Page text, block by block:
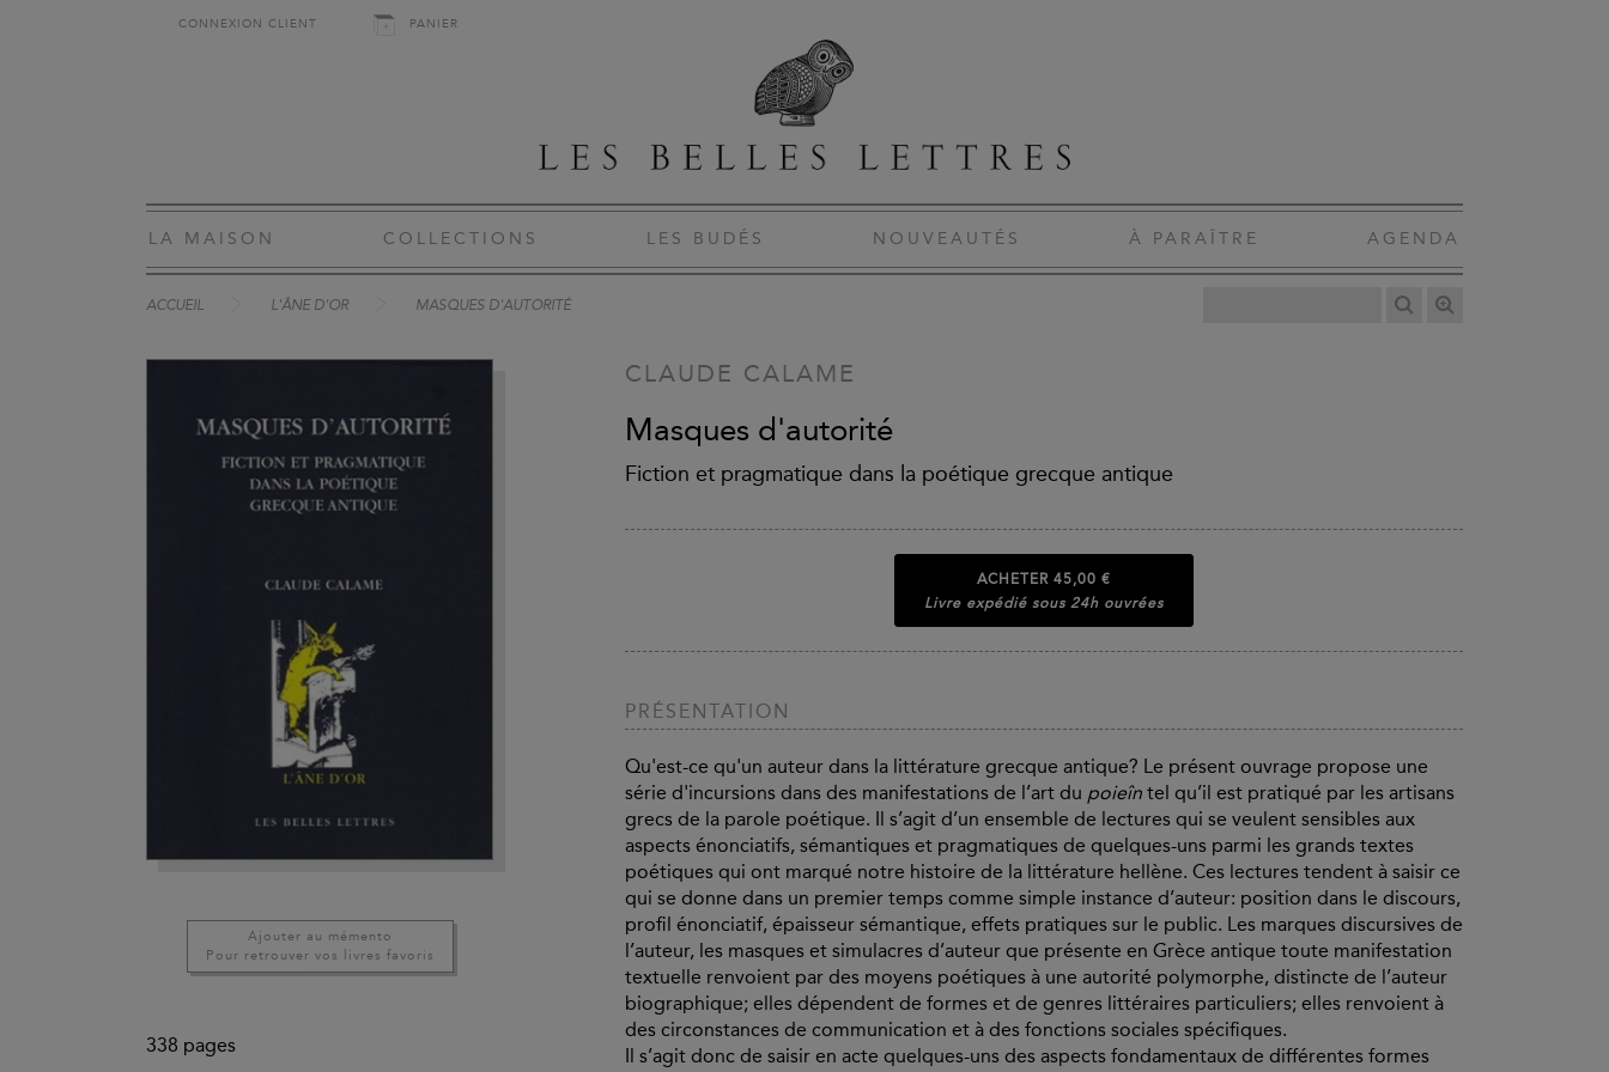
CONNEXION CLIENT PANIER
LA MAISON COLLECTIONS LES BUDÉS NOUVEAUTÉS À PARAÎTRE AGENDA
ACCUEIL L'ÂNE D'OR MASQUES D'AUTORITÉ
Ajouter au mémento
Pour retrouver vos livres favoris
338 pages
CLAUDE CALAME
Masques d'autorité
Fiction et pragmatique dans la poétique grecque antique
ACHETER 45,00 €
Livre expédié sous 24h ouvrées
PRÉSENTATION
Qu'est-ce qu'un auteur dans la littérature grecque antique? Le présent ouvrage propose une
série d'incursions dans des manifestations de l’art du poieîn tel qu’il est pratiqué par les artisans
grecs de la parole poétique. Il s’agit d’un ensemble de lectures qui se veulent sensibles aux
aspects énonciatifs, sémantiques et pragmatiques de quelques-uns parmi les grands textes
poétiques qui ont marqué notre histoire de la littérature hellène. Ces lectures tendent à saisir ce
qui se donne dans un premier temps comme simple instance d’auteur: position dans le discours,
profil énonciatif, épaisseur sémantique, effets pratiques sur le public. Les marques discursives de
l’auteur, les masques et simulacres d’auteur que présente en Grèce antique toute manifestation
textuelle renvoient par des moyens poétiques à une autorité polymorphe, distincte de l’auteur
biographique; elles dépendent de formes et de genres littéraires particuliers; elles renvoient à
des circonstances de communication et à des fonctions sociales spécifiques.
Il s’agit donc de saisir en acte quelques-uns des aspects fondamentaux de différentes formes